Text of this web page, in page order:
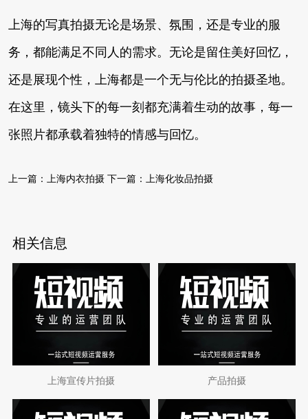
上海的写真拍摄无论是场景、氛围，还是专业的服
务，都能满足不同人的需求。无论是留住美好回忆，
还是展现个性，上海都是一个无与伦比的拍摄圣地。
在这里，镜头下的每一刻都充满着生动的故事，每一
张照片都承载着独特的情感与回忆。
上一篇： 上海内衣拍摄 下一篇： 上海化妆品拍摄
相关信息
上海宣传片拍摄 产品拍摄